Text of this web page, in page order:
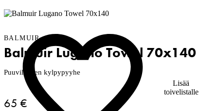
Lisää
toivelistalle
BALMUIR
Balmuir Lugano Towel 70x140
Puuvillainen kylpypyyhe
65 €